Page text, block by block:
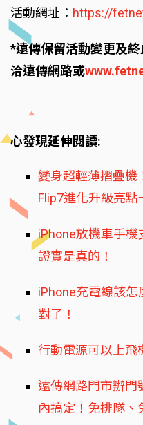
活動網址： https://
*遠傳保留活動變更及
洽遠傳網路或
心發現延伸閱讀:
變身超輕薄摺疊機
Flip7進化升級亮點
iPhone放機車手機
證實是真的！
iPhone充電線該怎
對了！
行動電源可以上飛
遠傳網路門市辦門
內搞定！免排隊、